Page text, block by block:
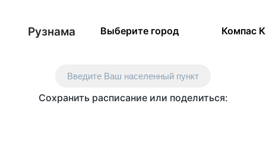
Рузнама Выберите город Компас
Введите Ваш населенный пункт
Сохранить расписание или поделиться: